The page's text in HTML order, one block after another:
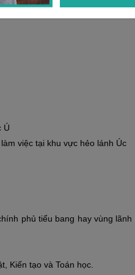
Ú
việc tại khu vực hẻo lánh Úc
phủ tiểu bang hay vùng
Kiến tạo và Toán học.